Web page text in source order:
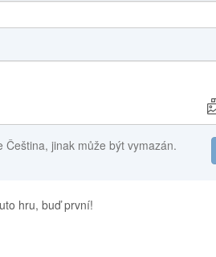
jinak může být vymazán.
hru, buď první!